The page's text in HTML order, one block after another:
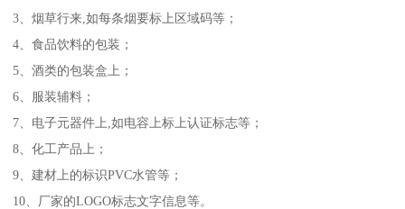
3、烟草行来,如每条烟要标上区域码等；
4、食品饮料的包装；
5、酒类的包装盒上；
6、服装辅料；
7、电子元器件上,如电容上标上认证标志等；
8、化工产品上；
9、建材上的标识PVC水管等；
10、厂家的LOGO标志文字信息等。